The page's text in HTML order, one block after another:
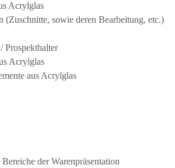
Acrylglas
(Zuschnitte, sowie deren Bearbeitung, etc.)
Prospekthalter
Acrylglas
aus Acrylglas
der Warenpräsentation